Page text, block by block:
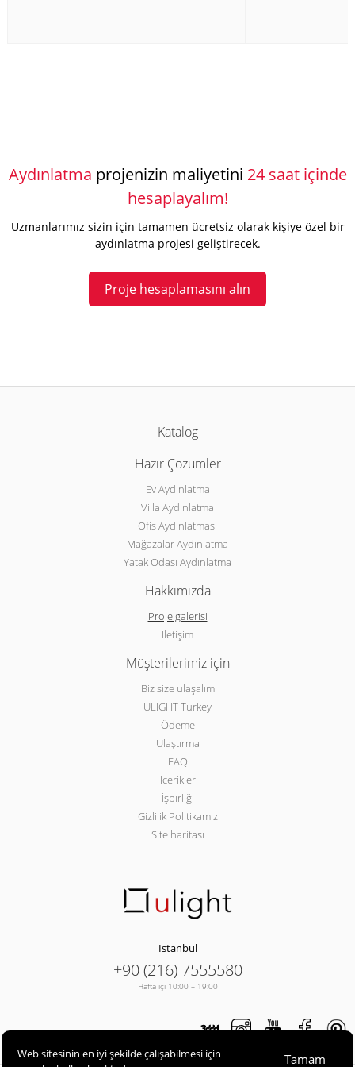
Aydınlatma projenizin maliyetini 24 saat içinde
hesaplayalım!
Uzmanlarımız sizin için tamamen ücretsiz olarak kişiye özel bir
aydınlatma projesi geliştirecek.
Proje hesaplamasını alın
Katalog
Hazır Çözümler
Ev Aydınlatma
Villa Aydınlatma
Ofis Aydınlatması
Mağazalar Aydınlatma
Yatak Odası Aydınlatma
Hakkımızda
Proje galerisi
İletişim
Müşterilerimiz için
Biz size ulaşalım
ULIGHT Turkey
Ödeme
Ulaştırma
FAQ
Icerikler
İşbirliği
Gizlilik Politikamız
Site haritası
Istanbul
+90 (216) 7555580
Hafta içi 10:00 – 19:00
Web sitesinin en iyi şekilde çalışabilmesi için
Tamam